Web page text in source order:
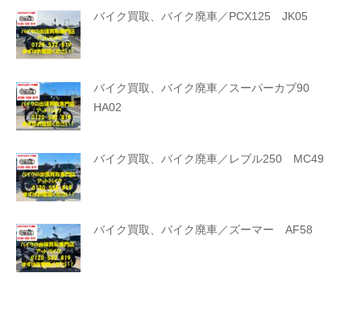
バイク買取、バイク廃車／PCX125 JK05
バイク買取、バイク廃車／スーパーカブ90
HA02
バイク買取、バイク廃車／レブル250 MC49
バイク買取、バイク廃車／ズーマー AF58